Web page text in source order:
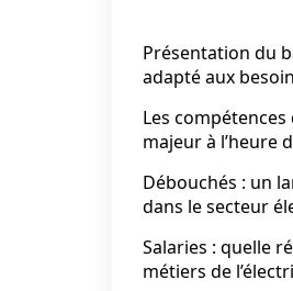
Présentation du
adapté aux
Les
majeur à l’heure
Débouchés : un
dans le secteur
Salaries : quelle
métiers de